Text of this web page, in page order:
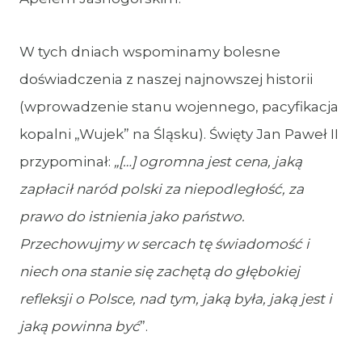
W tych dniach wspominamy bolesne
doświadczenia z naszej najnowszej historii
(wprowadzenie stanu wojennego, pacyfikacja
kopalni „Wujek” na Śląsku). Święty Jan Paweł II
przypominał: „[…] ogromna jest cena, jaką
zapłacił naród polski za niepodległość, za
prawo do istnienia jako państwo.
Przechowujmy w sercach tę świadomość i
niech ona stanie się zachętą do głębokiej
refleksji o Polsce, nad tym, jaką była, jaką jest i
jaką powinna być”.